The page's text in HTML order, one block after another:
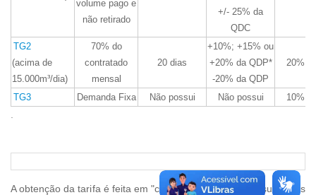
volume pago e
não retirado
+/- 25% da
QDC
TG2
(acima de
15.000m³/dia)
70% do
contratado
mensal
20 dias
+10%; +15% ou
+20% da QDP*
-20% da QDP
20%
TG3 Demanda Fixa Não possui Não possui 10%
A obtenção da tarifa é feita em "cascata", ou seja, o consumo dos